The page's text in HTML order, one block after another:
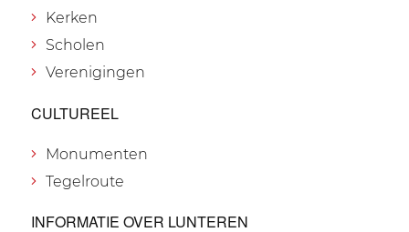
Kerken
Scholen
Verenigingen
CULTUREEL
Monumenten
Tegelroute
INFORMATIE OVER LUNTEREN